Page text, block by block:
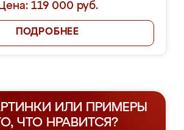
Цена: 119 000 руб.
ПОДРОБНЕЕ
ИЛИ ПРИМЕРЫ
ЧТО НРАВИТСЯ?